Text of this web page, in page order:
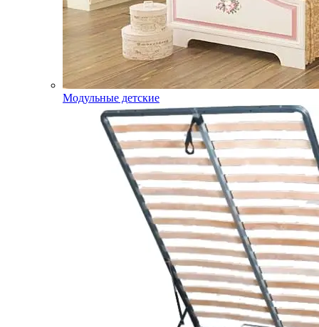
Модульные детские